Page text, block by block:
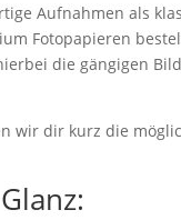
Aufnahmen als
Fotopapieren
die gängigen
wir dir kurz die